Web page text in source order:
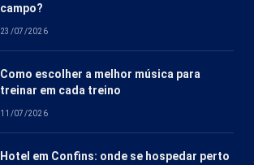
campo?
23/07/2026
Como escolher a melhor música para
treinar em cada treino
11/07/2026
Hotel em Confins: onde se hospedar perto